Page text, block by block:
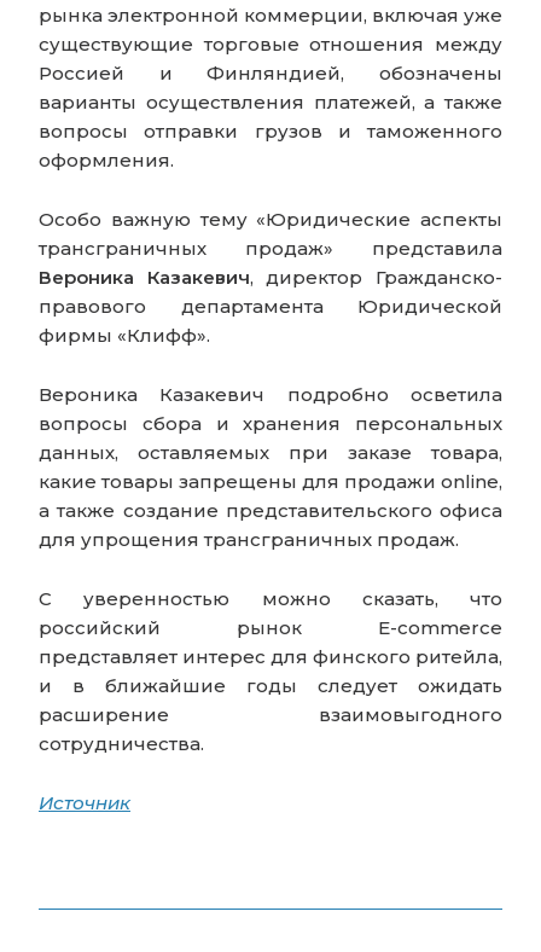
рынка электронной коммерции, включая уже
существующие торговые отношения между
Россией и Финляндией, обозначены
варианты осуществления платежей, а также
вопросы отправки грузов и таможенного
оформления.
Особо важную тему «Юридические аспекты
трансграничных продаж» представила
Вероника Казакевич, директор Гражданско-
правового департамента Юридической
фирмы «Клифф».
Вероника Казакевич подробно осветила
вопросы сбора и хранения персональных
данных, оставляемых при заказе товара,
какие товары запрещены для продажи online,
а также создание представительского офиса
для упрощения трансграничных продаж.
С уверенностью можно сказать, что
российский рынок E-commerce
представляет интерес для финского ритейла,
и в ближайшие годы следует ожидать
расширение взаимовыгодного
сотрудничества.
Источник